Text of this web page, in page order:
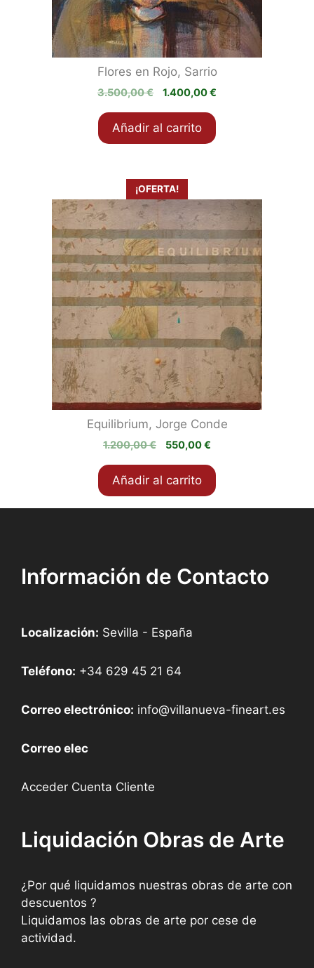
Flores en Rojo, Sarrio
3.500,00€
El
original
era:
1.400,00€
Añadir al carrito
¡OFERTA!
Equilibrium, Jorge Conde
1.200,00€
El
original
era:
550,00€
actual
es:
Añadir al carrito
Información de Contacto
Localización: Sevilla - España
Teléfono: +34 629 45 21 64
Correo electrónico: info@villanueva-fineart.es
Correo elec
Acceder Cuenta Cliente
Liquidación Obras de Arte
¿Por qué liquidamos nuestras obras de arte con
descuentos ?
Liquidamos las obras de arte por cese de
actividad.